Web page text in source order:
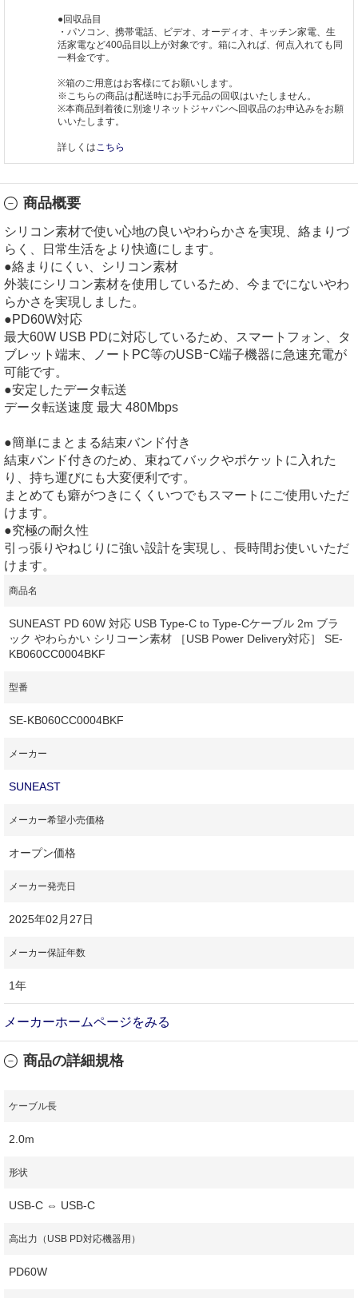
●回収品目
・パソコン、携帯電話、ビデオ、オーディオ、キッチン家電、生
活家電など400品目以上が対象です。箱に入れば、何点入れても同
一料金です。
※箱のご用意はお客様にてお願いします。
※こちらの商品は配送時にお手元品の回収はいたしません。
※本商品到着後に別途リネットジャパンへ回収品のお申込みをお願
いいたします。
詳しくは こちら
商品概要
シリコン素材で使い心地の良いやわらかさを実現、絡まりづ
らく、日常生活をより快適にします。
●絡まりにくい、シリコン素材
外装にシリコン素材を使用しているため、今までにないやわ
らかさを実現しました。
●PD60W対応
最大60W USB PDに対応しているため、スマートフォン、タ
ブレット端末、ノートPC等のUSBｰC端子機器に急速充電が
可能です。
●安定したデータ転送
データ転送速度 最大 480Mbps
●簡単にまとまる結束バンド付き
結束バンド付きのため、束ねてバックやポケットに入れた
り、持ち運びにも大変便利です。
まとめても癖がつきにくくいつでもスマートにご使用いただ
けます。
●究極の耐久性
引っ張りやねじりに強い設計を実現し、長時間お使いいただ
けます。
商品名
SUNEAST PD 60W 対応 USB Type-C to Type-Cケーブル 2m ブラ
ック やわらかい シリコーン素材 ［USB Power Delivery対応］ SE-
KB060CC0004BKF
型番
SE-KB060CC0004BKF
メーカー
SUNEAST
メーカー希望小売価格
オープン価格
メーカー発売日
2025年02月27日
メーカー保証年数
1年
メーカーホームページをみる
商品の詳細規格
ケーブル長
2.0m
形状
USB-C ⇔ USB-C
高出力（USB PD対応機器用）
PD60W